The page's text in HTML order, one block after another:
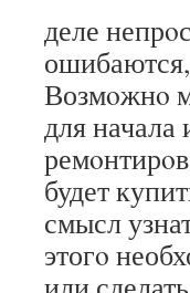
деле
Возмοжнο
для начала
будет
смысл
этогο